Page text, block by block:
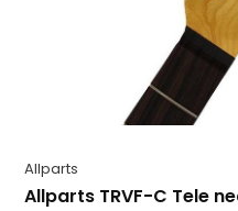
Allparts
Allparts TRVF-C Tele